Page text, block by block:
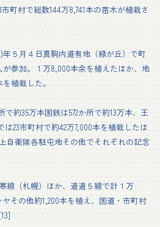
町村で総数144万8,741本の苗木が植栽さ
年５月４日真駒内道有地（緑が丘）で町
参加。１万8,000本余を植えたほか、地
を植栽した。
約35万本国鉄は572か所で約13万本、王
23市町村で約42万7,000本を植栽したほ
自衛隊各駐屯地その他でそれぞれの記念
線（札幌）ほか、道道５線で計１万
その他約1,200本を植え、国道・市町村